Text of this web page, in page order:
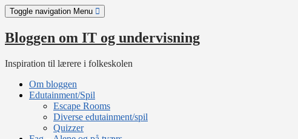
Skip
to
content
Toggle navigation Menu
Bloggen om IT og undervisning
Inspiration til lærere i folkeskolen
Om bloggen
Edutainment/Spil
Escape Rooms
Diverse edutainment/spil
Quizzer